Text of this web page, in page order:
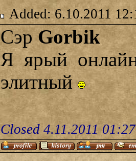
Added: 6.10.2011
СэрGorbik
Я ярый
элитный
Closed 4.11.2011